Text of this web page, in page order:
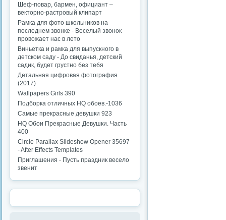
Шеф-повар, бармен, официант –
векторно-растровый клипарт
Рамка для фото школьников на
последнем звонке - Веселый звонок
провожает нас в лето
Виньетка и рамка для выпускного в
детском саду - До свиданья, детский
садик, будет грустно без тебя
Детальная цифровая фотография
(2017)
Wallpapers Girls 390
Подборка отличных HQ обоев.-1036
Самые прекрасные девушки 923
HQ Обои Прекрасные Девушки. Часть
400
Circle Parallax Slideshow Opener 35697
- After Effects Templates
Приглашения - Пусть праздник весело
звенит